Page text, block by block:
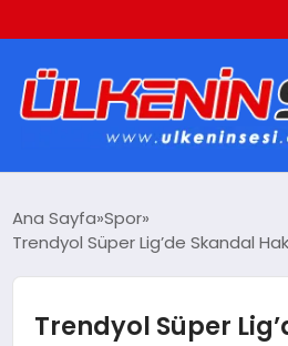
EKONOMI
GÜNDEM
Ana Sayfa Spor
Trendyol Süper Lig’de Skandal
Trendyol Süper